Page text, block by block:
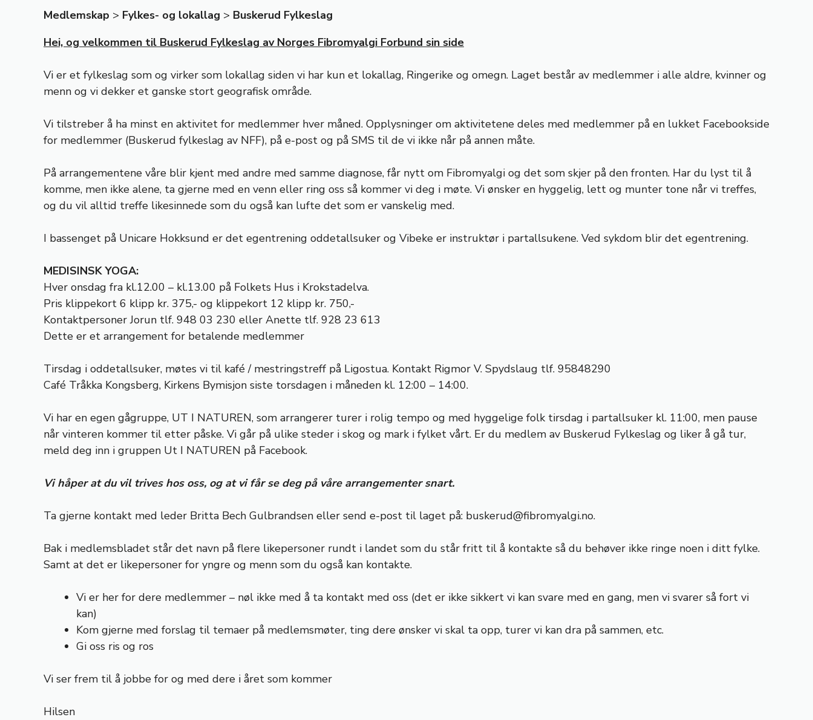
Medlemskap > Fylkes- og lokallag > Buskerud Fylkeslag
Hei, og velkommen til Buskerud Fylkeslag av Norges Fibromyalgi Forbund sin side
Vi er et fylkeslag som og virker som lokallag siden vi har kun et lokallag, Ringerike og omegn. Laget består av medlemmer i alle aldre, kvinner og
menn og vi dekker et ganske stort geografisk område.
Vi tilstreber å ha minst en aktivitet for medlemmer hver måned. Opplysninger om aktivitetene deles med medlemmer på en lukket Facebookside
for medlemmer (Buskerud fylkeslag av NFF), på e-post og på SMS til de vi ikke når på annen måte.
På arrangementene våre blir kjent med andre med samme diagnose, får nytt om Fibromyalgi og det som skjer på den fronten. Har du lyst til å
komme, men ikke alene, ta gjerne med en venn eller ring oss så kommer vi deg i møte. Vi ønsker en hyggelig, lett og munter tone når vi treffes,
og du vil alltid treffe likesinnede som du også kan lufte det som er vanskelig med.
I bassenget på Unicare Hokksund er det egentrening oddetallsuker og Vibeke er instruktør i partallsukene. Ved sykdom blir det egentrening.
MEDISINSK YOGA:
Hver onsdag fra kl.12.00 – kl.13.00 på Folkets Hus i Krokstadelva.
Pris klippekort 6 klipp kr. 375,- og klippekort 12 klipp kr. 750,-
Kontaktpersoner Jorun tlf. 948 03 230 eller Anette tlf. 928 23 613
Dette er et arrangement for betalende medlemmer
Tirsdag i oddetallsuker, møtes vi til kafé / mestringstreff på Ligostua. Kontakt Rigmor V. Spydslaug tlf. 95848290
Café Tråkka Kongsberg, Kirkens Bymisjon siste torsdagen i måneden kl. 12:00 – 14:00.
Vi har en egen gågruppe, UT I NATUREN, som arrangerer turer i rolig tempo og med hyggelige folk tirsdag i partallsuker kl. 11:00, men pause
når vinteren kommer til etter påske. Vi går på ulike steder i skog og mark i fylket vårt. Er du medlem av Buskerud Fylkeslag og liker å gå tur,
meld deg inn i gruppen Ut I NATUREN på Facebook.
Vi håper at du vil trives hos oss, og at vi får se deg på våre arrangementer snart.
Ta gjerne kontakt med leder Britta Bech Gulbrandsen eller send e-post til laget på: buskerud@fibromyalgi.no.
Bak i medlemsbladet står det navn på flere likepersoner rundt i landet som du står fritt til å kontakte så du behøver ikke ringe noen i ditt fylke.
Samt at det er likepersoner for yngre og menn som du også kan kontakte.
Vi er her for dere medlemmer – nøl ikke med å ta kontakt med oss (det er ikke sikkert vi kan svare med en gang, men vi svarer så fort vi
kan)
Kom gjerne med forslag til temaer på medlemsmøter, ting dere ønsker vi skal ta opp, turer vi kan dra på sammen, etc.
Gi oss ris og ros
Vi ser frem til å jobbe for og med dere i året som kommer
Hilsen